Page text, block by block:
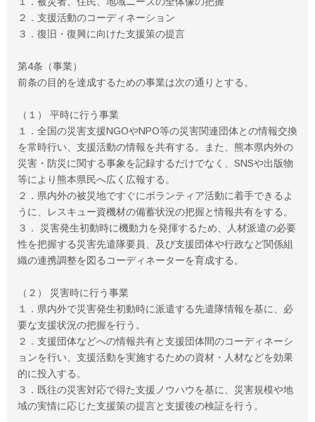
２．支援活動のコーディネーション
３．復旧・復興に向けた支援策の提言
第4条（事業）
前条の目的を達成するための事業は次の通りとする。
（１） 平時に行う事業
１．全国の災害支援NGOやNPO等の災害関連団体との情報交換
を常時行い、支援活動の情報を共有する。また、熊本県内外の
災害・防災に関する事象を記録するだけでなく、SNSや出版物
等により熊本県民へ広く広報する。
２．県内外の被災地ですぐにボランティア活動に着手できるよ
うに、レスキュー資機材の備蓄状況の把握と情報共有をする。
３． 災害発生初動時に機動力を発揮するため、人材派遣の必要
性を把握する災害先遣隊要員、及び支援団体や行政など関係組
織の連携調整を図るコーディネーターを育成する。
（２） 災害時に行う事業
１．県内外で災害発生初動時に派遣する先遣隊情報を基に、必
要な支援状況の把握を行う。
２．支援団体などへの情報共有と支援団体間のコーディネーシ
ョンを行い、支援活動を実施するための資材・人材などを効果
的に投入する。
３．既往の災害対応で得た支援ノウハウを基に、災害規模や地
域の実情に応じた支援策の提言と支援後の検証を行う。